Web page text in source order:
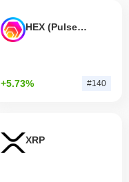
HEX (Pulsechain)
+5.73% #140
XRP